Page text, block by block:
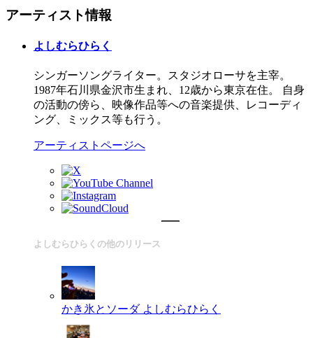
アーティスト情報
よしむらひらく
シンガーソングライター。スタジオローサを主宰。
1987年石川県金沢市生まれ、12歳から東京在住。 自身
の活動の傍ら、映像作品等への音楽提供、レコーディ
ング、ミックス等も行う。
アーティストページへ
よしむらひらくの他のリリース
かき氷とソーダ よしむらひらく